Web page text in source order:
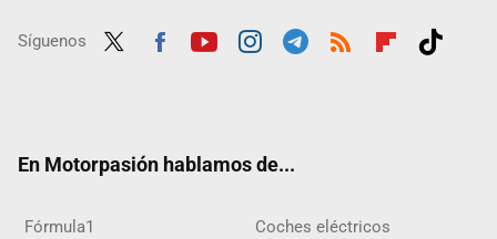
Síguenos
En Motorpasión hablamos de...
Fórmula1 Coches eléctricos